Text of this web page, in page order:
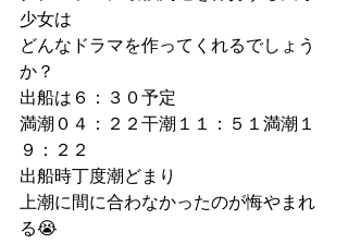
少女は
どんなドラマを作ってくれるでしょう
か？
出船は６：３０予定
満潮０４：２２干潮１１：５１満潮１
９：２２
出船時丁度潮どまり
上潮に間に合わなかったのが悔やまれ
る😭